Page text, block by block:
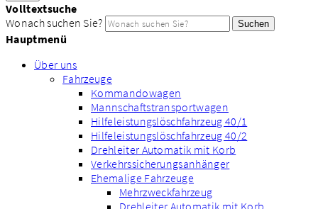
Volltextsuche
Wonach suchen Sie?
Suchen
Hauptmenü
Über uns
Fahrzeuge
Kommandowagen
Mannschaftstransportwagen
Hilfeleistungslöschfahrzeug 40/1
Hilfeleistungslöschfahrzeug 40/2
Drehleiter Automatik mit Korb
Verkehrssicherungsanhänger
Ehemalige Fahrzeuge
Mehrzweckfahrzeug
Drehleiter Automatik mit Korb